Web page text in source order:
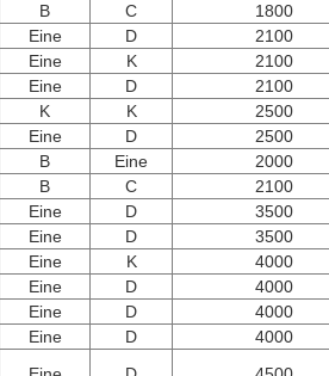
B C 1800
Eine D 2100
Eine K 2100
Eine D
2100
K K 2500
Eine D 2500
B Eine
2000
B C 2100
Eine D 3500
Eine D 3500
Eine K 4000
Eine D 4000
Eine D
4000
Eine D 4000